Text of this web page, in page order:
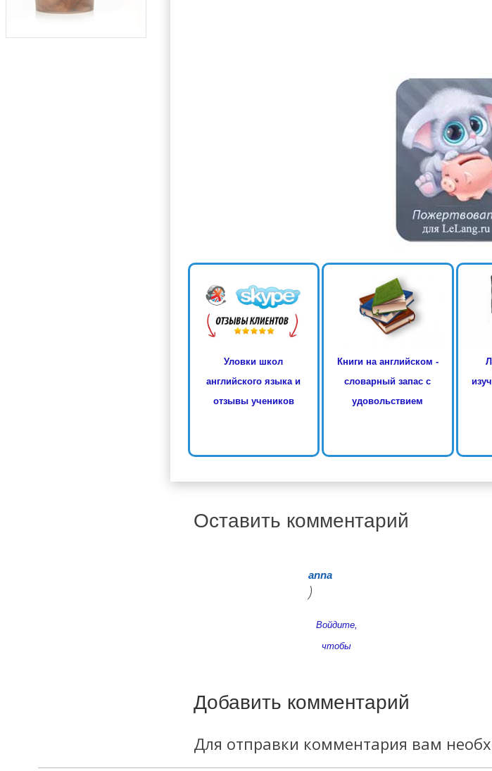
Уловки школ
английского языка и
отзывы учеников
Книги на английском -
словарный запас с
удовольствием
Оставить комментарий
anna
)
Войдите,
чтобы
Добавить комментарий
Для отправки комментария вам